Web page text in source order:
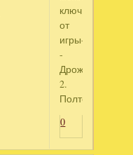
ключ
от
игры-
-
Дрожь
2.
Полтергейст.
0